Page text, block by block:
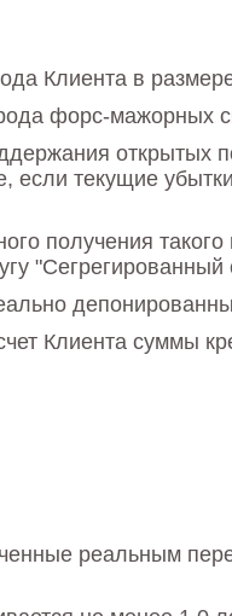
Клиента в
форс-мажорных
если текущие
получения
"Сегрегированный
Клиента суммы
реальным